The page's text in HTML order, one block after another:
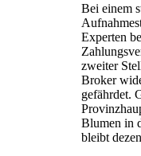
Bei einem
Experten
zweiter
Broker
gefährdet.
Blumen in
bleibt